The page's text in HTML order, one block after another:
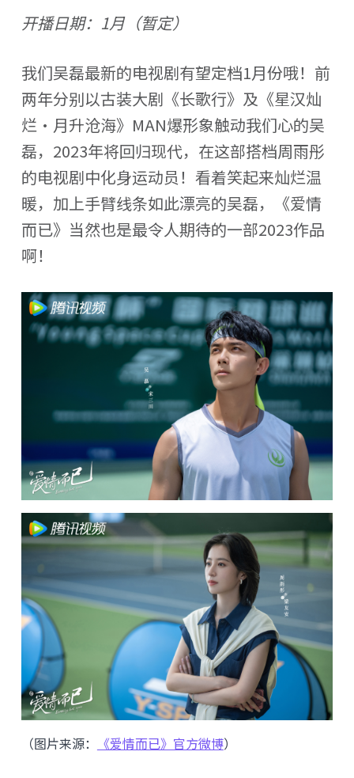
开播日期：1月（暂定）
我们吴磊最新的电视剧有望定档1月份哦！前
两年分别以古装大剧《长歌行》及《星汉灿
烂·月升沧海》MAN爆形象触动我们心的吴
磊，2023年将回归现代，在这部搭档周雨彤
的电视剧中化身运动员！看着笑起来灿烂温
暖，加上手臂线条如此漂亮的吴磊，《爱情
而已》当然也是最令人期待的一部2023作品
啊！
（图片来源： 《爱情而已》官方微博）